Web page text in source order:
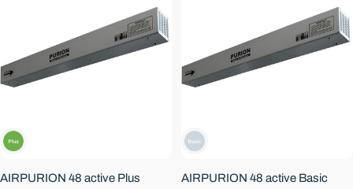
AIRPURION 48 active Plus
AIRPURION 48 active Basic